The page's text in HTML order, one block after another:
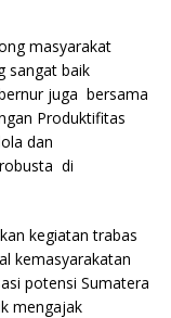
masyarakat
sangat baik
juga bersama
Produktifitas
dan
di
kegiatan trabas
kemasyarakatan
potensi Sumatera
mengajak